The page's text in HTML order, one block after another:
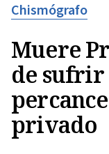
Chismógrafo
Muere
de sufrir
privado